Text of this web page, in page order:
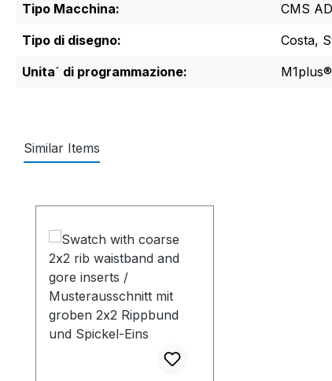
Tipo Macchina:
CMS
Tipo di disegno:
Costa,
Unita´ di programmazione:
M1plus®
Similar Items